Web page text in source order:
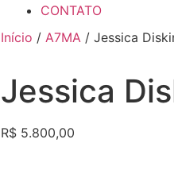
CONTATO
Início / A7MA / Jessica
Jessica
R$ 5.800,00